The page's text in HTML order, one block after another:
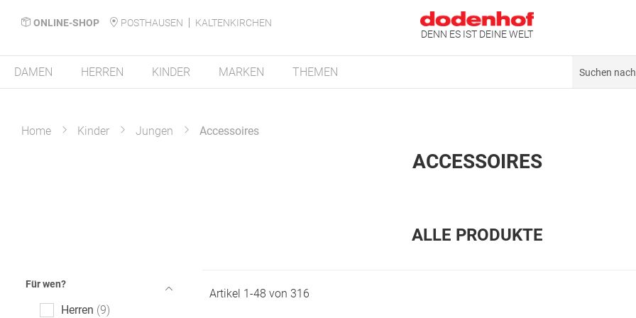
ONLINE-SHOP POSTHAUSEN
KALTENKIRCHEN
DENN ES IST DEINE WELT
DAMEN HERREN KINDER MARKEN THEMEN
Home Kinder Jungen Accessoires
ACCESSOIRES
ALLE PRODUKTE
Für wen?
Herren 9
Artikel 1-48 von 316